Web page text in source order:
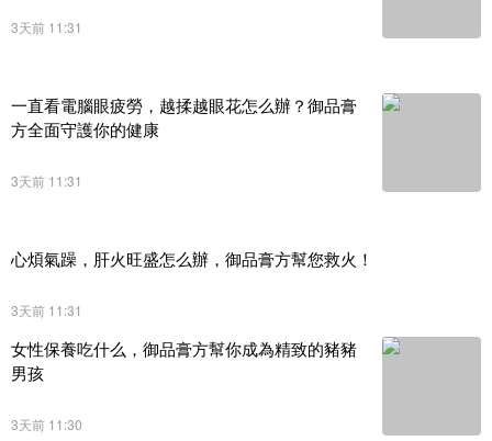
3天前 11:31
一直看電腦眼疲勞，越揉越眼花怎么辦？御品膏
方全面守護你的健康
3天前 11:31
心煩氣躁，肝火旺盛怎么辦，御品膏方幫您救火！
3天前 11:31
女性保養吃什么，御品膏方幫你成為精致的豬豬
男孩
3天前 11:30